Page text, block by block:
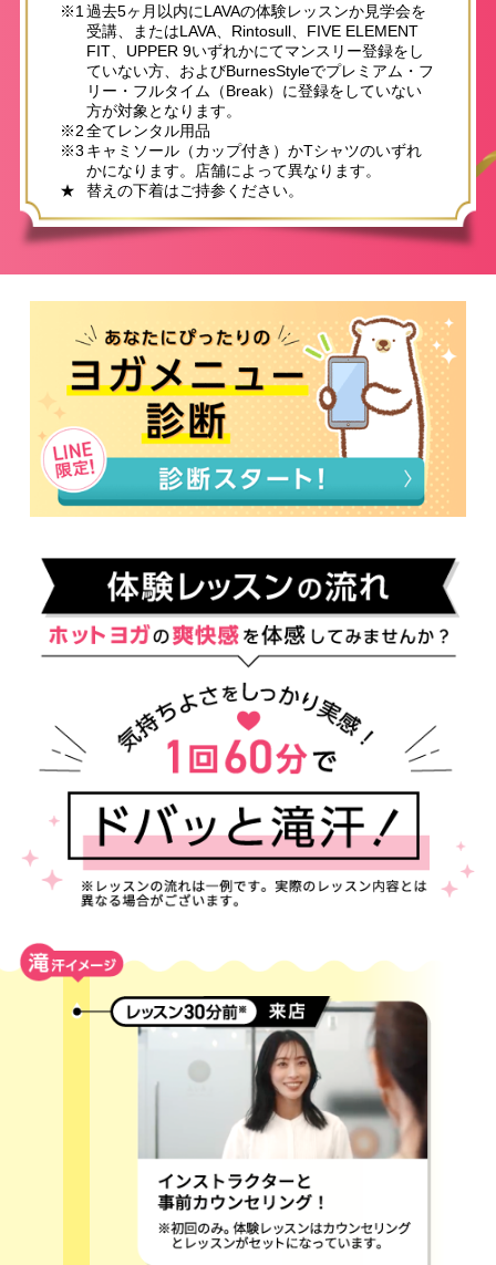
※1過去5ヶ月以内にLAVAの体験レッスンか見学会を
受講、またはLAVA、Rintosull、FIVE ELEMENT
FIT、UPPER 9いずれかにてマンスリー登録をし
ていない方、およびBurnesStyleでプレミアム・フ
リー・フルタイム（Break）に登録をしていない
方が対象となります。
※2全てレンタル用品
※3 キャミソール（カップ付き）かTシャツのいずれ
かになります。店舗によって異なります。
★
替えの下着はご持参ください。